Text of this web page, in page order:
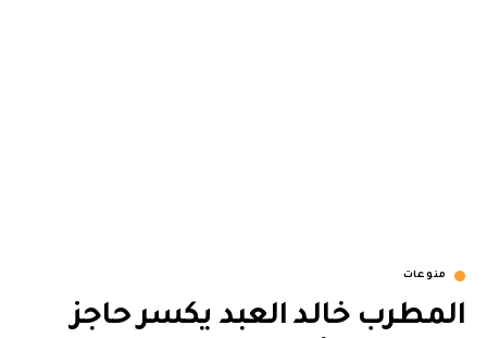
منوعات
المطرب خالد العبد يكسر حاجز